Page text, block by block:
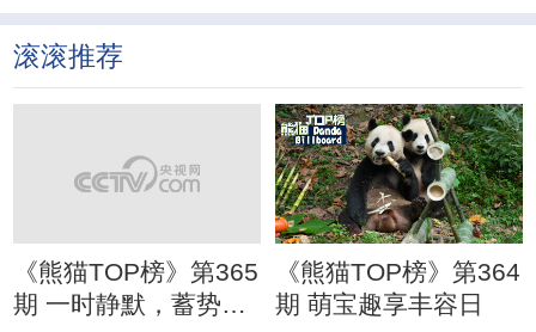
分心
滚滚推荐
《熊猫TOP榜》第365
期 一时静默，蓄势待
《熊猫TOP榜》第364
期 萌宝趣享丰容日